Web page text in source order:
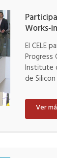
Works-
El CELE
Progress
Institute
de
Ver